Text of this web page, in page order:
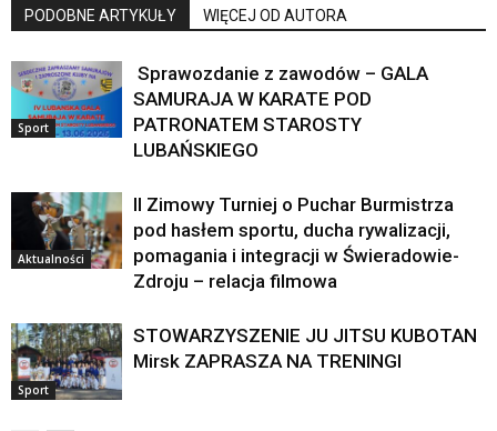
PODOBNE ARTYKUŁY WIĘCEJ OD AUTORA
Sport
Sprawozdanie z zawodów – GALA
SAMURAJA W KARATE POD
PATRONATEM STAROSTY
LUBAŃSKIEGO
Aktualności
II Zimowy Turniej o Puchar Burmistrza
pod hasłem sportu, ducha rywalizacji,
pomagania i integracji w Świeradowie-
Zdroju – relacja filmowa
Sport
STOWARZYSZENIE JU JITSU KUBOTAN
Mirsk ZAPRASZA NA TRENINGI